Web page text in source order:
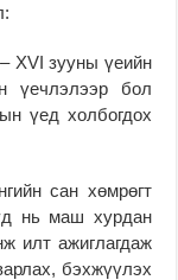
зууны үеийн
үечлэлээр бол
үед холбогдох
сан хөмрөгт
нь маш хурдан
илт ажиглагдаж
бэхжүүлэх